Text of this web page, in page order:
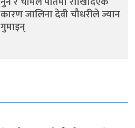
कारण जालिना देवी चौधरीले ज्यान
गुमाइन्